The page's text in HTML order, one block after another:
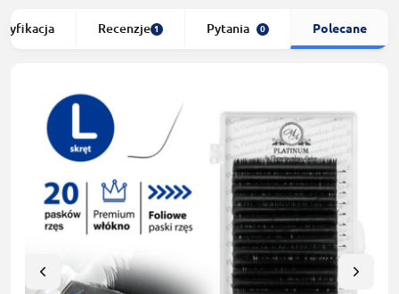
Recenzje 1 Pytania 0 Polecane